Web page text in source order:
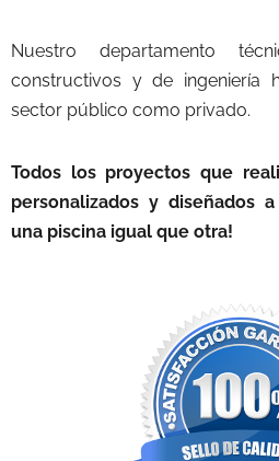
Nuestro departamento
constructivos y de ingeniería
sector público como privado.
Todos los proyectos que
personalizados y diseñados
una piscina igual que otra!